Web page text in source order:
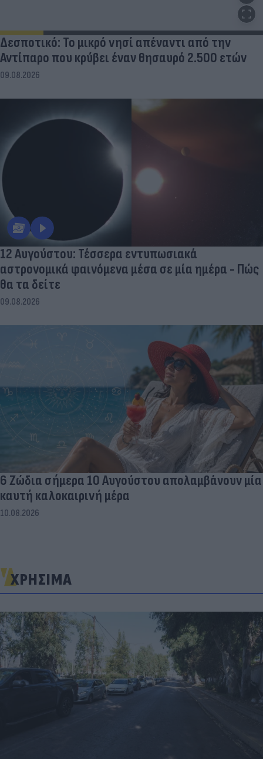
Δεσποτικό: Το μικρό νησί απέναντι από την
Αντίπαρο που κρύβει έναν θησαυρό 2.500 ετών
09.08.2026
12 Αυγούστου: Τέσσερα εντυπωσιακά
αστρονομικά φαινόμενα μέσα σε μία ημέρα - Πώς
θα τα δείτε
09.08.2026
6 Ζώδια σήμερα 10 Αυγούστου απολαμβάνουν μία
καυτή καλοκαιρινή μέρα
10.08.2026
ΧΡΗΣΙΜΑ